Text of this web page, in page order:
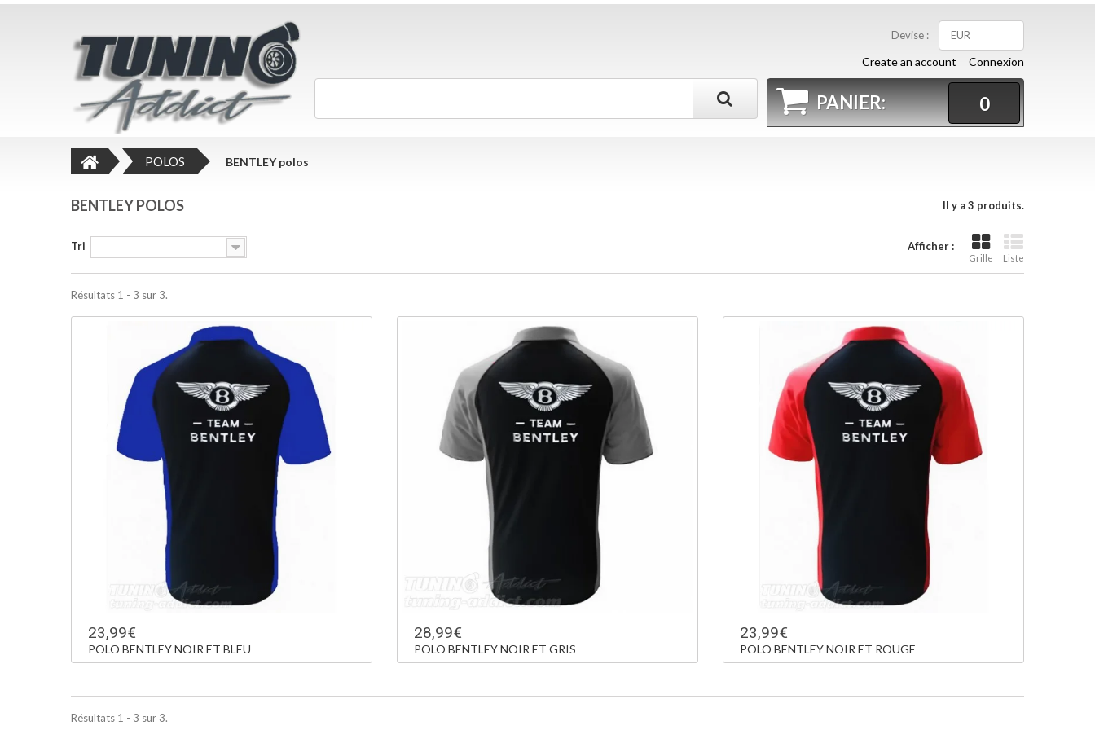
Devise : EUR
Create an account Connexion
PANIER: 0
POLOS BENTLEY polos
BENTLEY POLOS Il y a 3 produits.
Afficher :
Grille Liste
Tri --
Résultats 1 - 3 sur 3.
23,99€
POLO BENTLEY NOIR ET BLEU
28,99€
POLO BENTLEY NOIR ET GRIS
23,99€
POLO BENTLEY NOIR ET ROUGE
Résultats 1 - 3 sur 3.